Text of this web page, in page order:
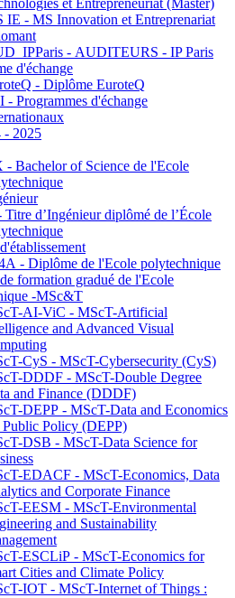
et Entrepreneuriat (Master)
IE - MS Innovation et Entreprenariat
- AUDITEURS - IP Paris
d'échange
- Diplôme EuroteQ
- Programmes d'échange
- 2025
- Bachelor of Science de l'Ecole
Titre d’Ingénieur diplômé de l’École
- Diplôme de l'Ecole polytechnique
formation gradué de l'Ecole
-MSc&T
AI-ViC - MScT-Artificial
and Advanced Visual
CyS - MScT-Cybersecurity (CyS)
DDDF - MScT-Double Degree
and Finance (DDDF)
DEPP - MScT-Data and Economics
Policy (DEPP)
DSB - MScT-Data Science for
EDACF - MScT-Economics, Data
and Corporate Finance
EESM - MScT-Environmental
and Sustainability
ESCLiP - MScT-Economics for
Cities and Climate Policy
IOT - MScT-Internet of Things :